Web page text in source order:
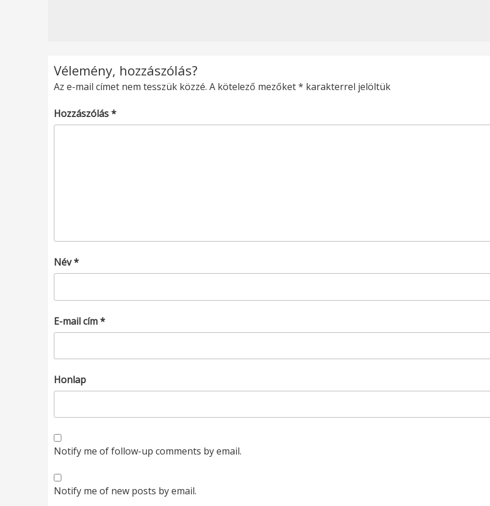
Vélemény, hozzászólás?
Az e-mail címet nem tesszük közzé. A kötelező mezőket* karakterrel jelöltük
Hozzászólás*
Név*
E-mail cím*
Honlap
Notify me of follow-up comments by email.
Notify me of new posts by email.